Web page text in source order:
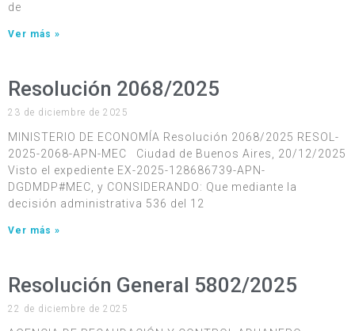
de
Ver más »
Resolución 2068/2025
23 de diciembre de 2025
MINISTERIO DE ECONOMÍA Resolución 2068/2025 RESOL-
2025-2068-APN-MEC Ciudad de Buenos Aires, 20/12/2025
Visto el expediente EX-2025-128686739-APN-
DGDMDP#MEC, y CONSIDERANDO: Que mediante la
decisión administrativa 536 del 12
Ver más »
Resolución General 5802/2025
22 de diciembre de 2025